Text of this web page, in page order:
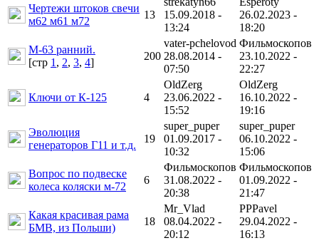
Чертежи штоков свечи
м62 м61 м72
13
15.09.2018 -
13:24
26.02.2023 -
18:20
М-63 ранний.
[cтр 1, 2, 3, 4]
200
vater-pchelovod
28.08.2014 -
07:50
Фильмоскопов
23.10.2022 -
22:27
Ключи от К-125 4
OldZerg
23.06.2022 -
15:52
OldZerg
16.10.2022 -
19:16
Эволюция
генераторов Г11 и т.д.
19
super_puper
01.09.2017 -
10:32
super_puper
06.10.2022 -
15:06
Вопрос по подвеске
колеса коляски м-72
6
Фильмоскопов
31.08.2022 -
20:38
Фильмоскопов
01.09.2022 -
21:47
Какая красивая рама
БМВ, из Польши)
18
Mr_Vlad
08.04.2022 -
20:12
PPPavel
29.04.2022 -
16:13